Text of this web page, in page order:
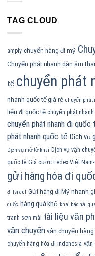
TAG CLOUD
amply chuyển hàng đi mỹ
Chuyển phát nhanh dàn âm
tế chuyển phát
nhanh quốc tế giá rẻ chuyển phát
liệu đi quốc tế chuyển phát
chuyển phát nhanh đi quốc
phát nhanh quốc tế Dịch vụ
Dịch vụ mở tờ khai Dịch vụ vận
quốc tê Giá cước Fedex Việt Nam-
gửi hàng hóa đi
đi Israel Gửi hàng đi Mỹ nhanh
quốc hàng quá khổ khai báo hải
tranh sơn mài tài liệu văn
vận chuyển vận chuyển hàng
chuyển hàng hóa đi indonesia vận